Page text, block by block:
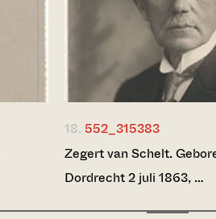
18. 552_315383
Zegert van Schelt.
Dordrecht 2 juli 1863, …